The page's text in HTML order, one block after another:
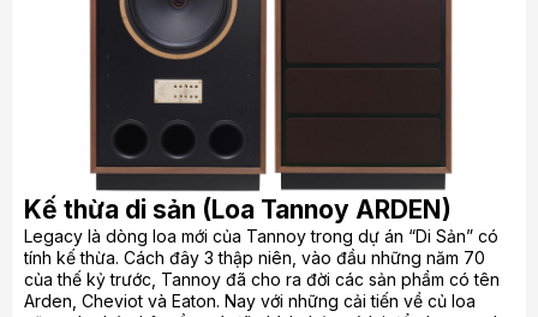
Kế thừa di sản (Loa Tannoy ARDEN)
Legacy là dòng loa mới của Tannoy trong dự án “Di Sản” có
tính kế thừa. Cách đây 3 thập niên, vào đầu những năm 70
của thế kỷ trước, Tannoy đã cho ra đời các sản phẩm có tên
Arden, Cheviot và Eaton. Nay với những cải tiến về củ loa